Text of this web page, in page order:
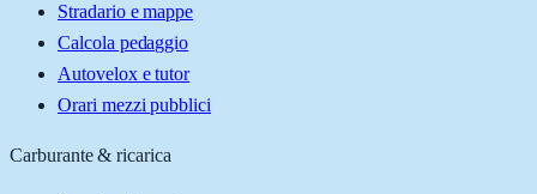
Stradario e mappe
Calcola pedaggio
Autovelox e tutor
Orari mezzi pubblici
Carburante & ricarica